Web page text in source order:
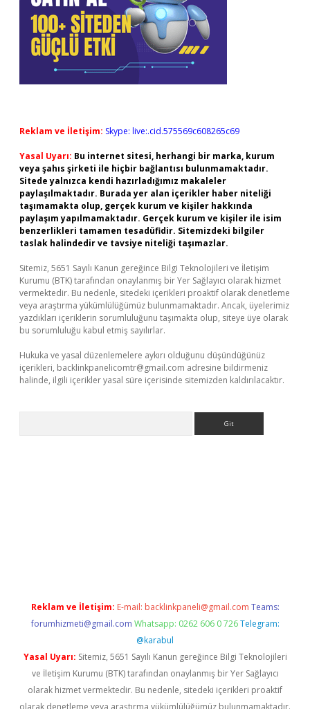
Reklam ve İletişim: Skype: live:.cid.575569c608265c69
Yasal Uyarı: Bu internet sitesi, herhangi bir marka, kurum
veya şahıs şirketi ile hiçbir bağlantısı bulunmamaktadır.
Sitede yalnızca kendi hazırladığımız makaleler
paylaşılmaktadır. Burada yer alan içerikler haber niteliği
taşımamakta olup, gerçek kurum ve kişiler hakkında
paylaşım yapılmamaktadır. Gerçek kurum ve kişiler ile isim
benzerlikleri tamamen tesadüfidir. Sitemizdeki bilgiler
taslak halindedir ve tavsiye niteliği taşımazlar.
Sitemiz, 5651 Sayılı Kanun gereğince Bilgi Teknolojileri ve İletişim
Kurumu (BTK) tarafından onaylanmış bir Yer Sağlayıcı olarak hizmet
vermektedir. Bu nedenle, sitedeki içerikleri proaktif olarak denetleme
veya araştırma yükümlülüğümüz bulunmamaktadır. Ancak, üyelerimiz
yazdıkları içeriklerin sorumluluğunu taşımakta olup, siteye üye olarak
bu sorumluluğu kabul etmiş sayılırlar.
Hukuka ve yasal düzenlemelere aykırı olduğunu düşündüğünüz
içerikleri, backlinkpanelicomtr@gmail.com adresine bildirmeniz
halinde, ilgili içerikler yasal süre içerisinde sitemizden kaldırılacaktır.
Reklam ve İletişim: E-mail: backlinkpaneli@gmail.com Teams:
forumhizmeti@gmail.com Whatsapp: 0262 606 0 726 Telegram:
@karabul
Yasal Uyarı: Sitemiz, 5651 Sayılı Kanun gereğince Bilgi Teknolojileri
ve İletişim Kurumu (BTK) tarafından onaylanmış bir Yer Sağlayıcı
olarak hizmet vermektedir. Bu nedenle, sitedeki içerikleri proaktif
olarak denetleme veya araştırma yükümlülüğümüz bulunmamaktadır.